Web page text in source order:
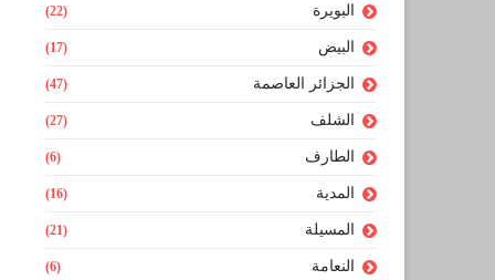
البويرة (22)
البيض (17)
الجزائر العاصمة (47)
الشلف (27)
الطارف (6)
المدية (16)
المسيلة (21)
النعامة (6)